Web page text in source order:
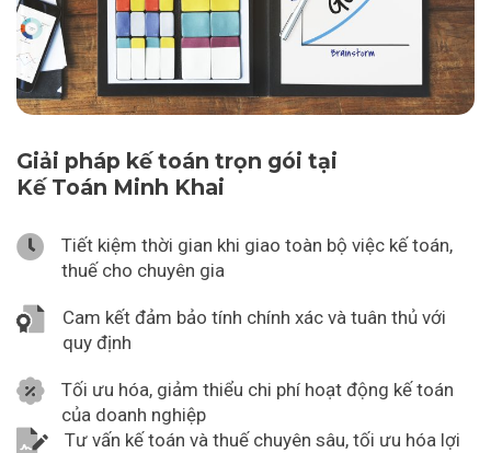
Giải pháp kế toán trọn gói tại
Kế Toán Minh Khai
Tiết kiệm thời gian khi giao toàn bộ việc kế toán,
thuế cho chuyên gia
Cam kết đảm bảo tính chính xác và tuân thủ với
quy định
Tối ưu hóa, giảm thiểu chi phí hoạt động kế toán
của doanh nghiệp
Tư vấn kế toán và thuế chuyên sâu, tối ưu hóa lợi